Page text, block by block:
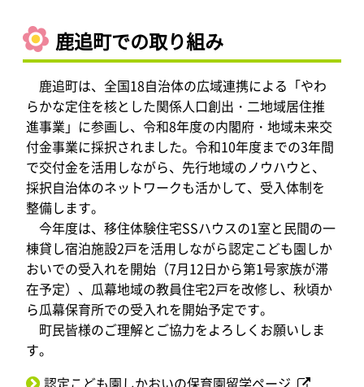
鹿追町での取り組み
鹿追町は、全国18自治体の広域連携による「やわ
らかな定住を核とした関係人口創出・二地域居住推
進事業」に参画し、令和8年度の内閣府・地域未来交
付金事業に採択されました。令和10年度までの3年間
で交付金を活用しながら、先行地域のノウハウと、
採択自治体のネットワークも活かして、受入体制を
整備します。
今年度は、移住体験住宅SSハウスの1室と民間の一
棟貸し宿泊施設2戸を活用しながら認定こども園しか
おいでの受入れを開始（7月12日から第1号家族が滞
在予定）、瓜幕地域の教員住宅2戸を改修し、秋頃か
ら瓜幕保育所での受入れを開始予定です。
町民皆様のご理解とご協力をよろしくお願いしま
す。
認定こども園しかおいの保育園留学ページ